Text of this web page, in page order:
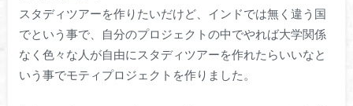
スタディツアーを作りたいだけど、インドでは無く違う国
でという事で、自分のプロジェクトの中でやれば大学関係
なく色々な人が自由にスタディツアーを作れたらいいなと
いう事でモティプロジェクトを作りました。